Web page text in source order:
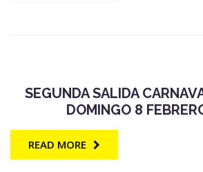
SEGUNDA SALIDA
DOMINGO 8
READ MORE